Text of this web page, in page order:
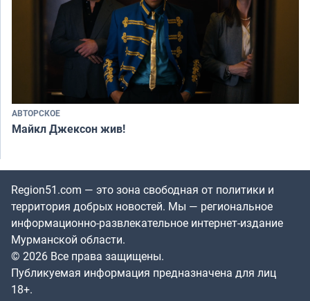
АВТОРСКОЕ
Майкл Джексон жив!
Region51.com — это зона свободная от политики и
территория добрых новостей. Мы — региональное
информационно-развлекательное интернет-издание
Мурманской области.
© 2026 Все права защищены.
Публикуемая информация предназначена для лиц
18+.